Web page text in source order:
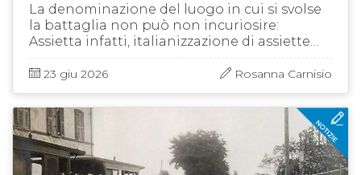
La denominazione del luogo in cui si svolse
la battaglia non può non incuriosire:
Assietta infatti, italianizzazione di assiette
(piatto) rispecchia la configurazione
pianeggiante del terreno, pur …
23 giu 2026 Rosanna Carnisio